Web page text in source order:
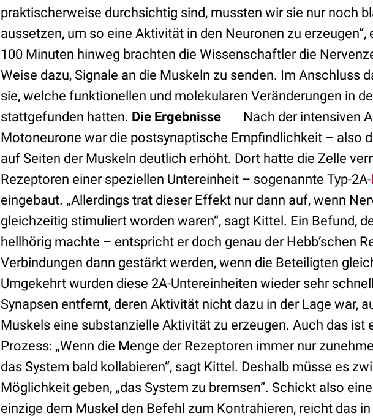
praktischerweise durchsichtig sind, mussten wir sie nur noch
aussetzen, um so eine Aktivität in den Neuronen zu erzeugen“,
100 Minuten hinweg brachten die Wissenschaftler die
Weise dazu, Signale an die Muskeln zu senden. Im Anschluss
sie, welche funktionellen und molekularen Veränderungen in
stattgefunden hatten. Die Ergebnisse
Nach der intensiven
Motoneurone war die postsynaptische Empfindlichkeit – also
auf Seiten der Muskeln deutlich erhöht. Dort hatte die Zelle
Rezeptoren einer speziellen Untereinheit – sogenannte Typ-2A-
eingebaut. „Allerdings trat dieser Effekt nur dann auf, wenn
gleichzeitig stimuliert worden waren“, sagt Kittel. Ein Befund,
hellhörig machte – entspricht er doch genau der Hebb’schen
Verbindungen dann gestärkt werden, wenn die Beteiligten
Umgekehrt wurden diese 2A-Untereinheiten wieder sehr
Synapsen entfernt, deren Aktivität nicht dazu in der Lage war,
Muskels eine substanzielle Aktivität zu erzeugen. Auch das ist
Prozess: „Wenn die Menge der Rezeptoren immer nur
das System bald kollabieren“, sagt Kittel. Deshalb müsse es
Möglichkeit geben, „das System zu bremsen“. Schickt also
einzige dem Muskel den Befehl zum Kontrahieren, reicht das